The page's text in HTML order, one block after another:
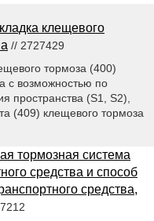
клещевого
// 2727429
тормоза (400)
с возможностью по
пространства (S1, S2),
(409) клещевого тормоза
тормозная система
средства и способ
средства,